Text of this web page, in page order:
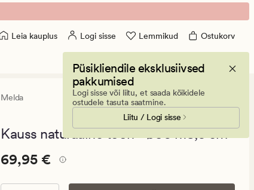
Leia kauplus Logi sisse Lemmikud Ostukorv
Püsikliendile eksklusiivsed
pakkumised
Logi sisse või liitu, et saada kõikidele
ostudele tasuta saatmine.
Liitu / Logi sisse
Melda
arvustust
0
Kauss naturaalne toon - ø36 h18,5 cm
Pris_ee
69,95
€.
Pris_ee 69,95 €
69,95 €